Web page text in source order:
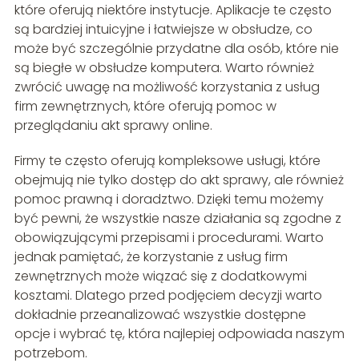
które oferują niektóre instytucje. Aplikacje te często
są bardziej intuicyjne i łatwiejsze w obsłudze, co
może być szczególnie przydatne dla osób, które nie
są biegłe w obsłudze komputera. Warto również
zwrócić uwagę na możliwość korzystania z usług
firm zewnętrznych, które oferują pomoc w
przeglądaniu akt sprawy online.
Firmy te często oferują kompleksowe usługi, które
obejmują nie tylko dostęp do akt sprawy, ale również
pomoc prawną i doradztwo. Dzięki temu możemy
być pewni, że wszystkie nasze działania są zgodne z
obowiązującymi przepisami i procedurami. Warto
jednak pamiętać, że korzystanie z usług firm
zewnętrznych może wiązać się z dodatkowymi
kosztami. Dlatego przed podjęciem decyzji warto
dokładnie przeanalizować wszystkie dostępne
opcje i wybrać tę, która najlepiej odpowiada naszym
potrzebom.